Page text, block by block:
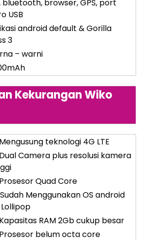
bluetooth, browser, GPS, port
USB
android default & Gorilla
3
– warni
Kekurangan Wiko
teknologi 4G LTE
Camera plus resolusi kamera
Quad Core
Sudah Menggunakan OS android
Lollipop
RAM 2Gb cukup besar
belum octa core